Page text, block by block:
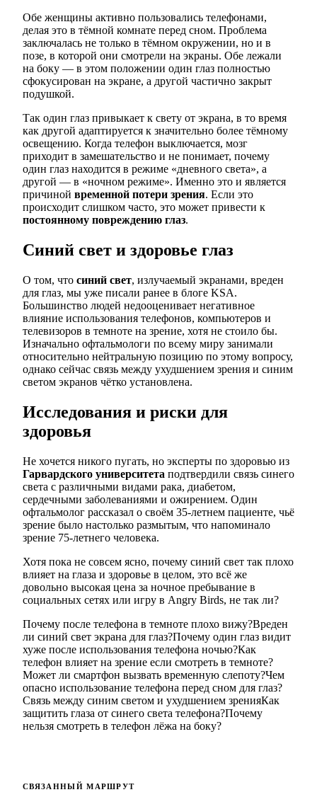
Обе женщины активно пользовались телефонами,
делая это в тёмной комнате перед сном. Проблема
заключалась не только в тёмном окружении, но и в
позе, в которой они смотрели на экраны. Обе лежали
на боку — в этом положении один глаз полностью
сфокусирован на экране, а другой частично закрыт
подушкой.
Так один глаз привыкает к свету от экрана, в то время
как другой адаптируется к значительно более тёмному
освещению. Когда телефон выключается, мозг
приходит в замешательство и не понимает, почему
один глаз находится в режиме «дневного света», а
другой — в «ночном режиме». Именно это и является
причиной временной потери зрения. Если это
происходит слишком часто, это может привести к
постоянному повреждению глаз.
Синий свет и здоровье глаз
О том, что синий свет, излучаемый экранами, вреден
для глаз, мы уже писали ранее в блоге KSA.
Большинство людей недооценивает негативное
влияние использования телефонов, компьютеров и
телевизоров в темноте на зрение, хотя не стоило бы.
Изначально офтальмологи по всему миру занимали
относительно нейтральную позицию по этому вопросу,
однако сейчас связь между ухудшением зрения и синим
светом экранов чётко установлена.
Исследования и риски для
здоровья
Не хочется никого пугать, но эксперты по здоровью из
Гарвардского университета подтвердили связь синего
света с различными видами рака, диабетом,
сердечными заболеваниями и ожирением. Один
офтальмолог рассказал о своём 35-летнем пациенте, чьё
зрение было настолько размытым, что напоминало
зрение 75-летнего человека.
Хотя пока не совсем ясно, почему синий свет так плохо
влияет на глаза и здоровье в целом, это всё же
довольно высокая цена за ночное пребывание в
социальных сетях или игру в Angry Birds, не так ли?
Почему после телефона в темноте плохо вижу?Вреден
ли синий свет экрана для глаз?Почему один глаз видит
хуже после использования телефона ночью?Как
телефон влияет на зрение если смотреть в темноте?
Может ли смартфон вызвать временную слепоту?Чем
опасно использование телефона перед сном для глаз?
Связь между синим светом и ухудшением зренияКак
защитить глаза от синего света телефона?Почему
нельзя смотреть в телефон лёжа на боку?
СВЯЗАННЫЙ МАРШРУТ